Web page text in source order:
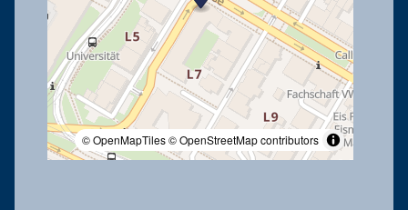
© OpenMapTiles© OpenStreetMap contributors